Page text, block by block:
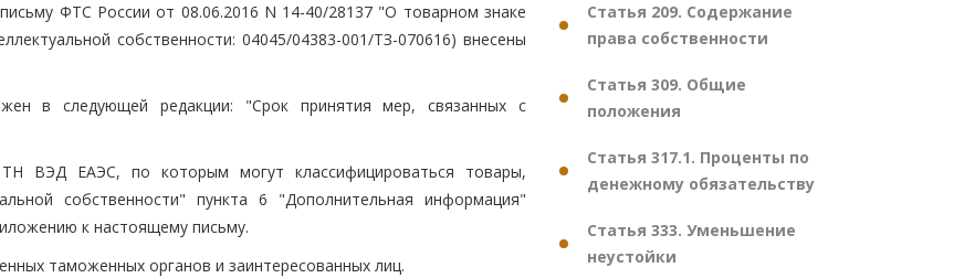
ФТС России от 08.06.2016 N 14-40/28137 "О товарном знаке
собственности: 04045/04383-001/ТЗ-070616) внесены
в следующей редакции: "Срок принятия мер, связанных с
ВЭД ЕАЭС, по которым могут классифицироваться товары,
собственности" пункта 6 "Дополнительная информация"
к настоящему письму.
таможенных органов и заинтересованных лиц.
Статья 209. Содержание
права собственности
Статья 309. Общие
положения
Статья 317.1. Проценты по
денежному обязательству
Статья 333. Уменьшение
неустойки